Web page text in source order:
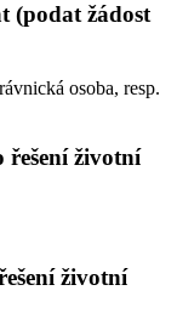
(podat žádost
osoba, resp.
řešení životní
životní